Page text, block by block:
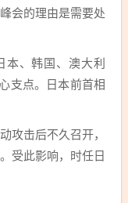
会的理由是需要处
本、韩国、澳大利
支点。日本前首相
攻击后不久召开，
受此影响，时任日